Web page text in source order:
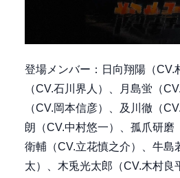
登場メンバー：日向翔陽（CV.
（CV.石川界人）、月島蛍（
（CV.岡本信彦）、及川徹（
朗（CV.中村悠一）、孤爪研磨
衛輔（CV.立花慎之介）、牛島
太）、木兎光太郎（CV.木村良